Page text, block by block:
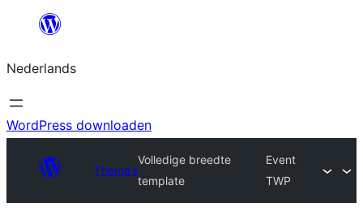
de
inhoud
Nederlands
WordPress downloaden
Thema’s
Volledige breedte
template
Event
TWP